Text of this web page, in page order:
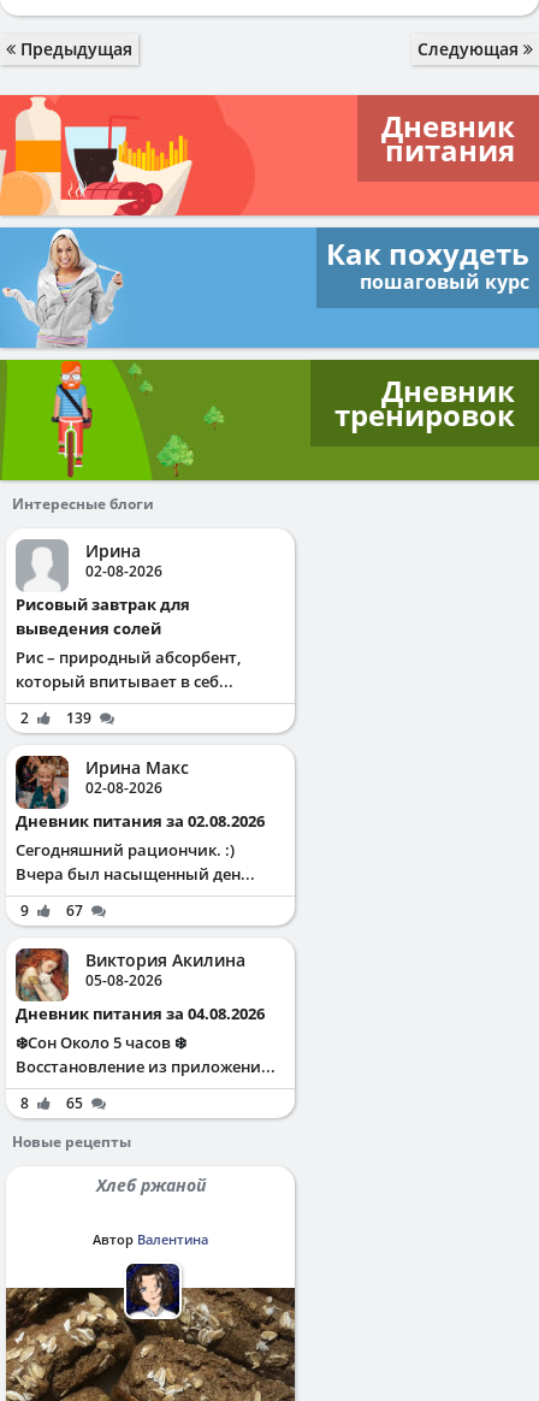
Предыдущая Следующая
Дневник
питания
Как похудеть
пошаговый курс
Дневник
тренировок
Интересные блоги
Ирина
02-08-2026
Рисовый завтрак для
выведения солей
Рис – природный абсорбент,
который впитывает в себ...
2 139
Ирина Макс
02-08-2026
Дневник питания за 02.08.2026
Сегодняшний рациончик. :)
Вчера был насыщенный ден...
9 67
Виктория Акилина
05-08-2026
Дневник питания за 04.08.2026
❄️Сон Около 5 часов ❄️
Восстановление из приложени...
8
65
Новые рецепты
Хлеб ржаной
Автор Валентина